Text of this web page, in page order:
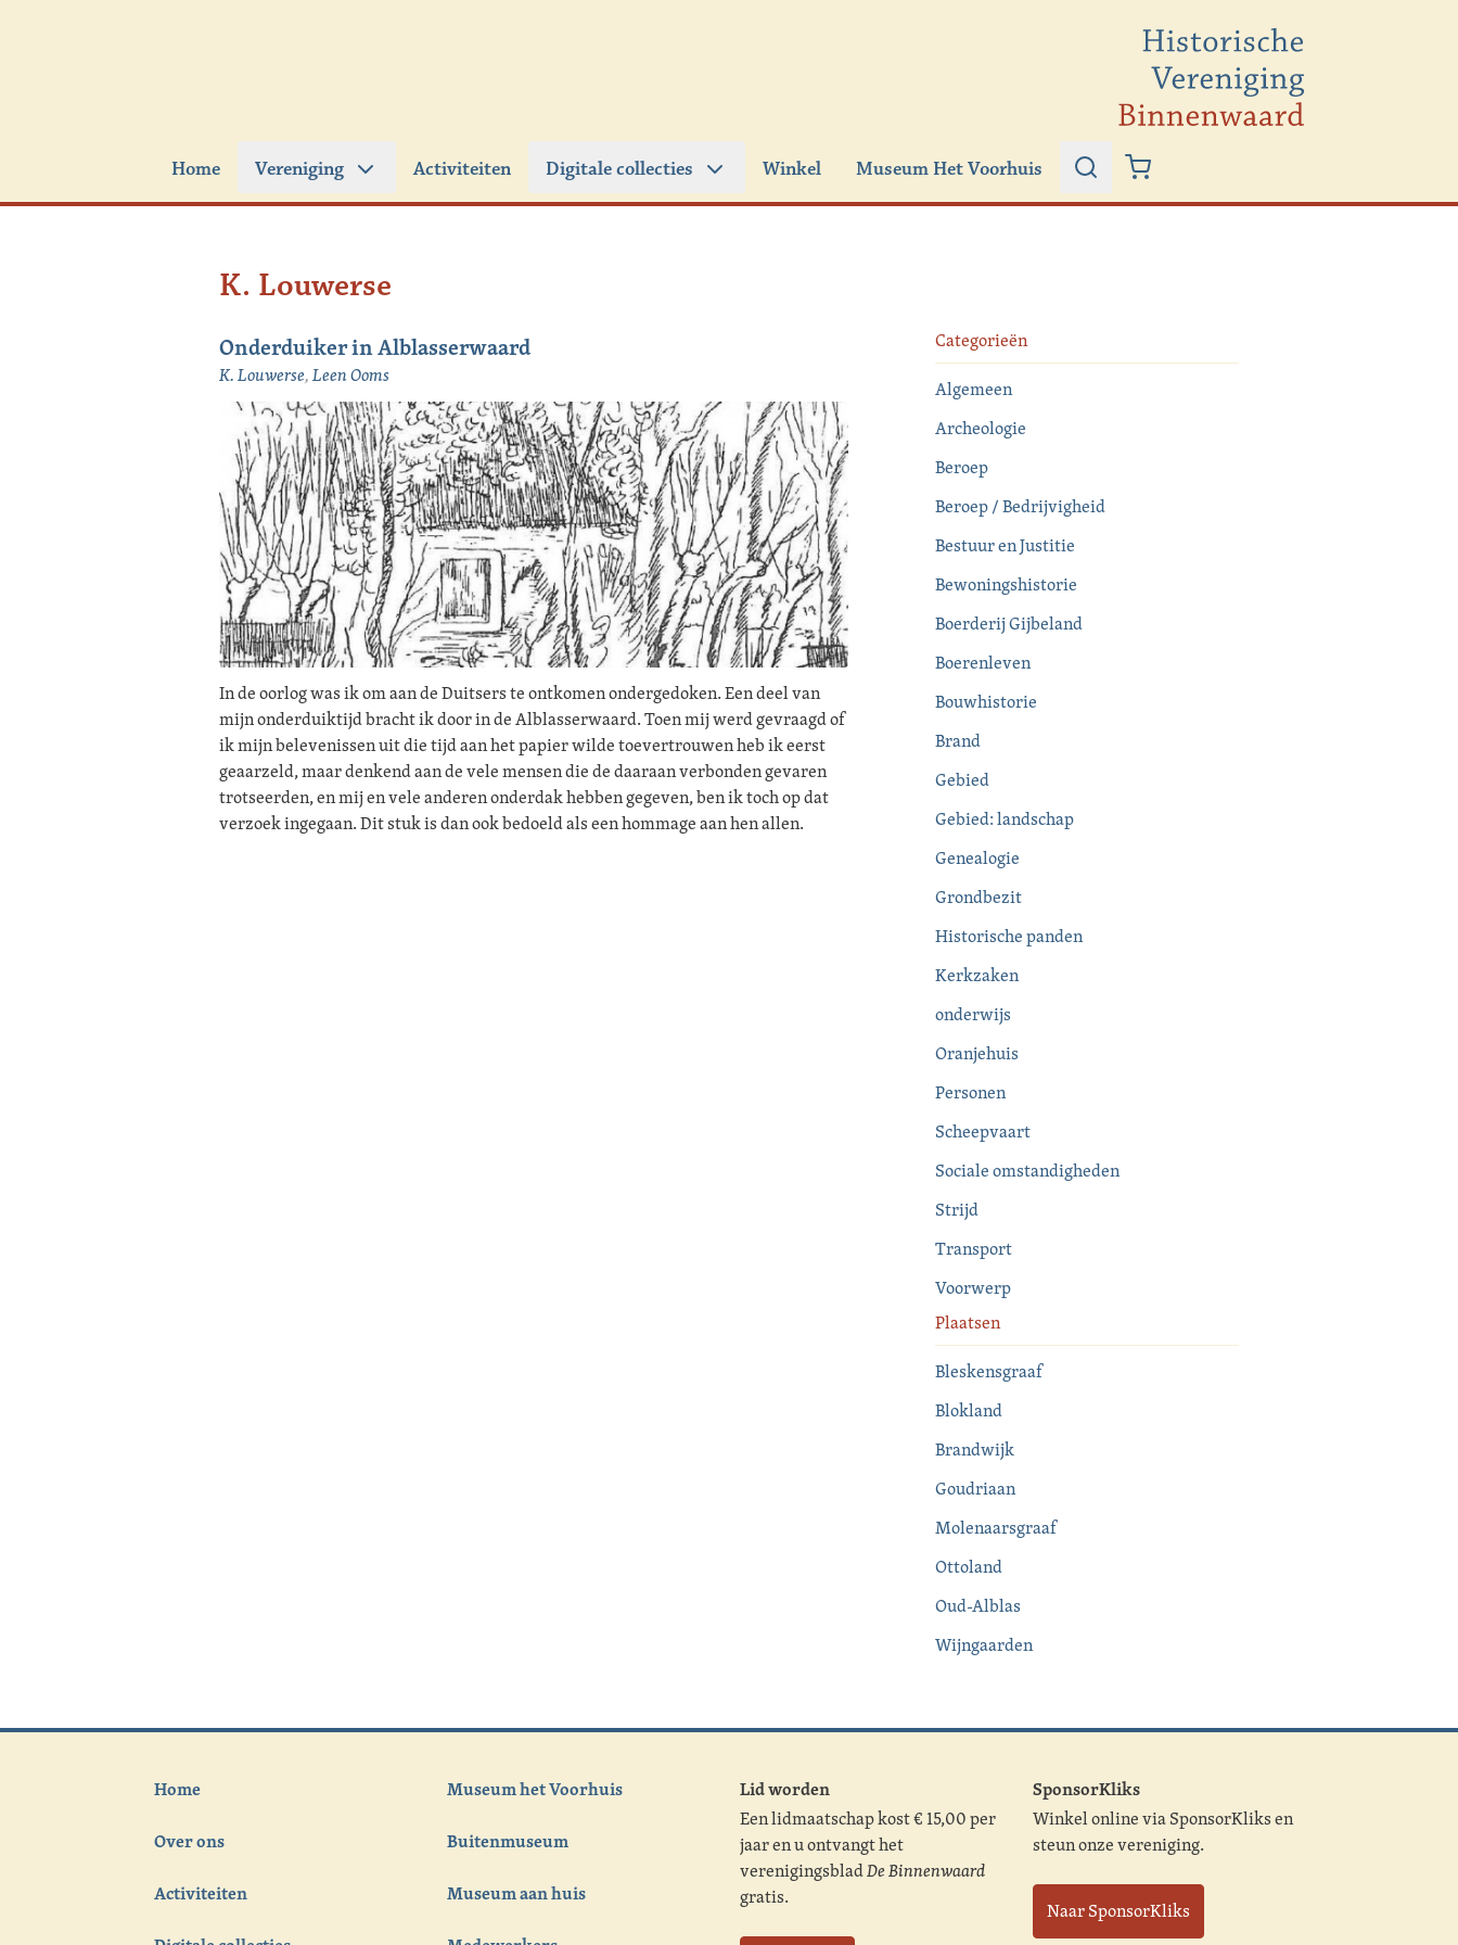
Home Vereniging Activiteiten Digitale collecties Winkel Museum Het Voorhuis
Zoeken
K. Louwerse
Onderduiker in Alblasserwaard
K. Louwerse,Leen Ooms
In de oorlog was ik om aan de Duitsers te ontkomen ondergedoken. Een deel van
mijn onderduiktijd bracht ik door in de Alblasserwaard. Toen mij werd gevraagd of
ik mijn belevenissen uit die tijd aan het papier wilde toevertrouwen heb ik eerst
geaarzeld, maar denkend aan de vele mensen die de daaraan verbonden gevaren
trotseerden, en mij en vele anderen onderdak hebben gegeven, ben ik toch op dat
verzoek ingegaan. Dit stuk is dan ook bedoeld als een hommage aan hen allen.
Categorieën
Algemeen
Archeologie
Beroep
Beroep / Bedrijvigheid
Bestuur en Justitie
Bewoningshistorie
Boerderij Gijbeland
Boerenleven
Bouwhistorie
Brand
Gebied
Gebied: landschap
Genealogie
Grondbezit
Historische panden
Kerkzaken
onderwijs
Oranjehuis
Personen
Scheepvaart
Sociale omstandigheden
Strijd
Transport
Voorwerp
Plaatsen
Bleskensgraaf
Blokland
Brandwijk
Goudriaan
Molenaarsgraaf
Ottoland
Oud-Alblas
Wijngaarden
Home
Over ons
Activiteiten
Museum het Voorhuis
Buitenmuseum
Museum aan huis
Lid worden
Een lidmaatschap kost € 15,00 per
jaar en u ontvangt het
verenigingsbladDe Binnenwaard
gratis.
SponsorKliks
Winkel online via SponsorKliks en
steun onze vereniging.
Naar SponsorKliks